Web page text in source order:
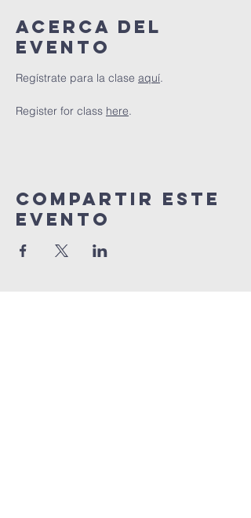
Acerca del
evento
Regístrate para la clase aquí.
Register for class here.
Compartir este
evento